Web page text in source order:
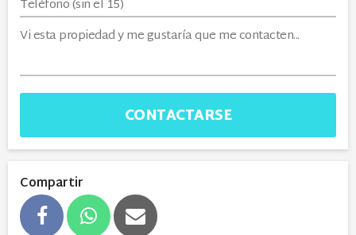
CONTACTARSE
Compartir